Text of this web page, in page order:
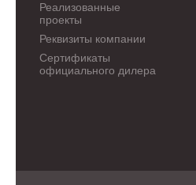
Реализованные
проекты
Реквизиты компании
Сертификаты
официального дилера